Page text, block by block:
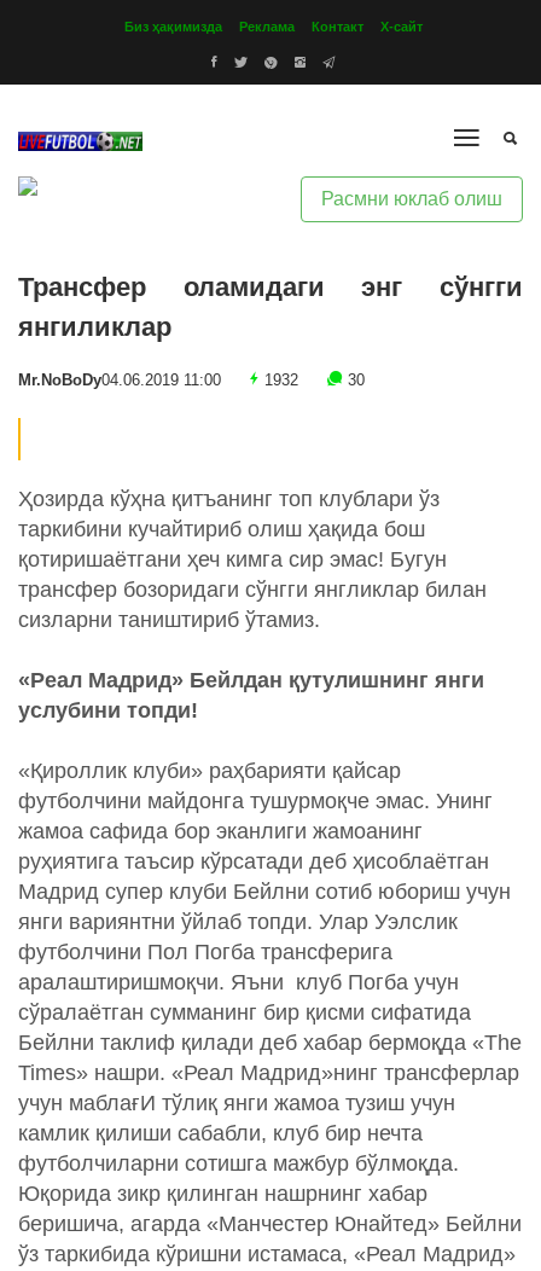
Биз ҳақимизда Реклама Контакт Х-сайт
Расмни юклаб олиш
Трансфер оламидаги энг сўнгги
янгиликлар
Mr.NoBoDy04.06.2019 11:00 1932 30
Ҳозирда кўҳна қитъанинг топ клублари ўз
таркибини кучайтириб олиш ҳақида бош
қотиришаётгани ҳеч кимга сир эмас! Бугун
трансфер бозоридаги сўнгги янгликлар билан
сизларни таништириб ўтамиз.
«Реал Мадрид» Бейлдан қутулишнинг янги
услубини топди!
«Қироллик клуби» раҳбарияти қайсар
футболчини майдонга тушурмоқче эмас. Унинг
жамоа сафида бор эканлиги жамоанинг
руҳиятига таъсир кўрсатади деб ҳисоблаётган
Мадрид супер клуби Бейлни сотиб юбориш учун
янги вариянтни ўйлаб топди. Улар Уэлслик
футболчини Пол Погба трансферига
аралаштиришмоқчи. Яъни клуб Погба учун
сўралаётган сумманинг бир қисми сифатида
Бейлни таклиф қилади деб хабар бермоқда «The
Times» нашри. «Реал Мадрид»нинг трансферлар
учун маблағИ тўлиқ янги жамоа тузиш учун
камлик қилиши сабабли, клуб бир нечта
футболчиларни сотишга мажбур бўлмоқда.
Юқорида зикр қилинган нашрнинг хабар
беришича, агарда «Манчестер Юнайтед» Бейлни
ўз таркибида кўришни истамаса, «Реал Мадрид»